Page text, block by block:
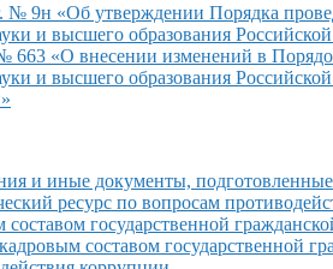
№ 9н «Об утверждении Порядка
и высшего образования
663 «О внесении изменений в
и высшего образования
и иные документы,
ресурс по вопросам
государственной
составом государственной